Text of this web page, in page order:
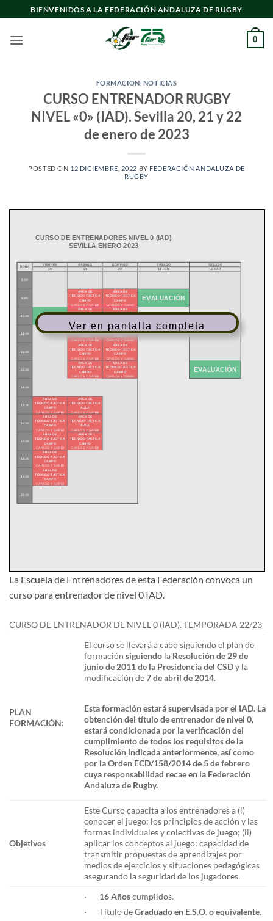
al
contenido
BIENVENIDOS A LA FEDERACIÓN ANDALUZA DE RUGBY
0
FORMACION NOTICIAS
CURSO ENTRENADOR RUGBY
NIVEL «0» (IAD). Sevilla 20, 21 y 22
de enero de 2023
POSTED ON 12 DICIEMBRE, 2022 BY FEDERACIÓN ANDALUZA DE
RUGBY
Ver en pantalla completa
La Escuela de Entrenadores de esta Federación convoca un
curso para entrenador de nivel 0 IAD.
CURSO DE ENTRENADOR DE NIVEL 0 (IAD). TEMPORADA 22/23
PLAN
FORMACIÓN:
El curso se llevará a cabo siguiendo el plan de
formaciónsiguiendo la Resolución de 29 de
junio de 2011 de la Presidencia del CSDy la
modificación de7 de abril de 2014.
Esta formación estará supervisada por el IAD. La
obtención del título de entrenador de nivel 0,
estará condicionada por la verificación del
cumplimiento de todos los requisitos de la
Resolución indicada anteriormente, así como
por la Orden ECD/158/2014 de 5 de febrero
cuya responsabilidad recae en la Federación
Andaluza de Rugby.
Objetivos
Este Curso capacita a los entrenadores a (i)
conocer el juego: los principios de acción y las
formas individuales y colectivas de juego; (ii)
aplicar los conceptos al juego: capacidad de
transmitir propuestas de aprendizajes por
medios de ejercicios y situaciones pedagógicas
asegurando la seguridad de los jugadores.
· 16 Añoscumplidos.
· Título deGraduado en E.S.O. o equivalente.